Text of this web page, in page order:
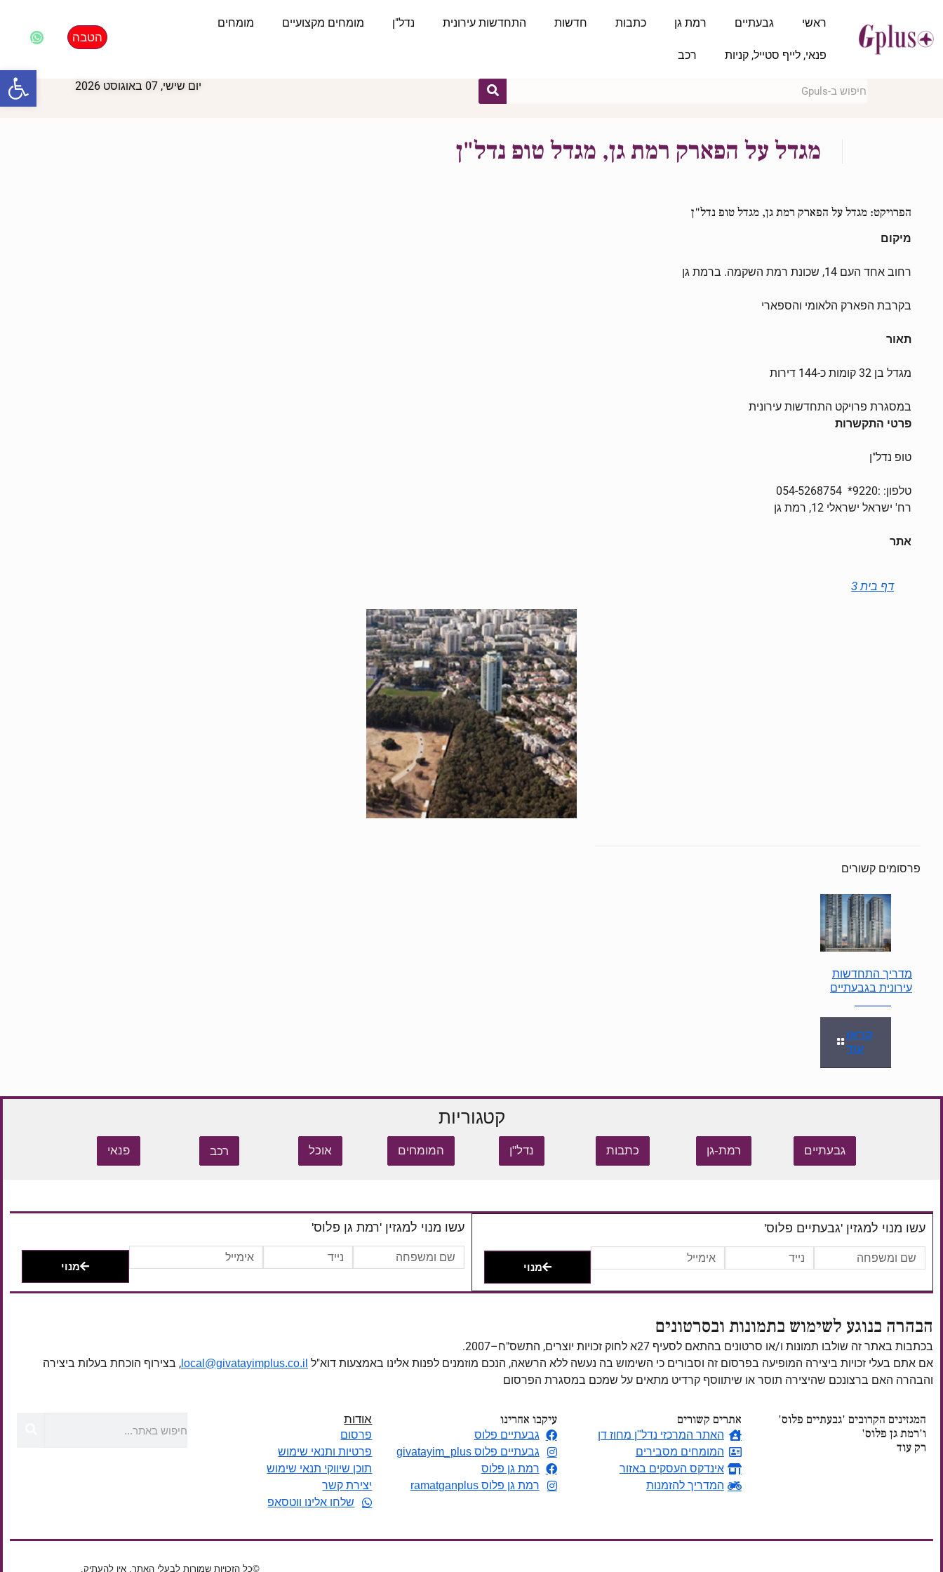
ראשי גבעתיים רמת גן כתבות חדשות התחדשות עירונית נדל"ן מומחים מקצועיים מומחים
פנאי, לייף סטייל, קניות רכב
הטבה
יום שישי, 07 באוגוסט 2026
מגדל על הפארק רמת גן, מגדל טופ נדל"ן
הפרויקט: מגדל על הפארק רמת גן, מגדל טופ נדל"ן
מיקום
רחוב אחד העם 14, שכונת רמת השקמה. ברמת גן
בקרבת הפארק הלאומי והספארי
תאור
מגדל בן 32 קומות כ-144 דירות
במסגרת פרויקט התחדשות עירונית
פרטי התקשרות
טופ נדל"ן
טלפון: :9220*
רח' ישראל ישראלי 12, רמת גן
אתר
דף בית 3
פרסומים קשורים
מדריך התחדשות
עירונית בגבעתיים
קראו
עוד
קטגוריות
גבעתיים רמת-גן כתבות נדל"ן המומחים אוכל רכב פנאי
עשו מנוי למגזין 'גבעתיים פלוס'
מנוי
עשו מנוי למגזין 'רמת גן פלוס'
מנוי
הבהרה בנוגע לשימוש בתמונות ובסרטונים
בכתבות באתר זה שולבו תמונות ו/או סרטונים בהתאם לסעיף 27א לחוק זכויות יוצרים, התשס"ח–2007.
אם אתם בעלי זכויות ביצירה המופיעה בפרסום זה וסבורים כי השימוש בה נעשה ללא הרשאה, הנכם מוזמנים לפנות אלינו באמצעות דוא"ל local@givatayimplus.co.il , בצירוף הוכחת בעלות ביצירה
והבהרה האם ברצונכם שהיצירה תוסר או שיתווסף קרדיט מתאים על שמכם במסגרת הפרסום
המגזינים הקרובים 'גבעתיים פלוס'
ו'רמת גן פלוס'
רק עוד
אתרים קשורים
האתר המרכזי נדל"ן מחוז דן
המומחים מסבירים
אינדקס העסקים באזור
המדריך להזמנות
עיקבו אחרינו
גבעתיים פלוס
גבעתיים פלוס givatayim_plus
רמת גן פלוס
רמת גן פלוס ramatganplus
אודות
פרסום
פרטיות ותנאי שימוש
תוכן שיווקי תנאי שימוש
יצירת קשר
שלחו אלינו ווטסאפ
©כל הזכויות שמורות לבעלי האתר. אין להעתיק,
פתח